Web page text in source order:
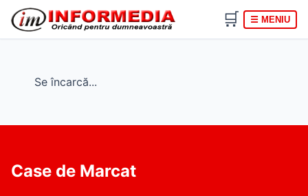
🛒 ☰ MENIU
Se încarcă...
Case de Marcat